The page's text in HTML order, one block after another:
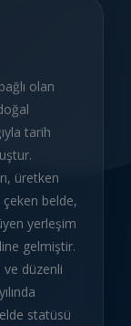
olan
tarih
üretken
çeken belde,
yerleşim
gelmiştir.
düzenli
statüsü